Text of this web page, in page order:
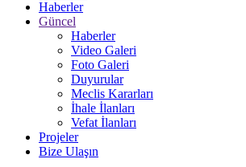
Haberler
Güncel
Haberler
Video Galeri
Foto Galeri
Duyurular
Meclis Kararları
İhale İlanları
Vefat İlanları
Projeler
Bize Ulaşın